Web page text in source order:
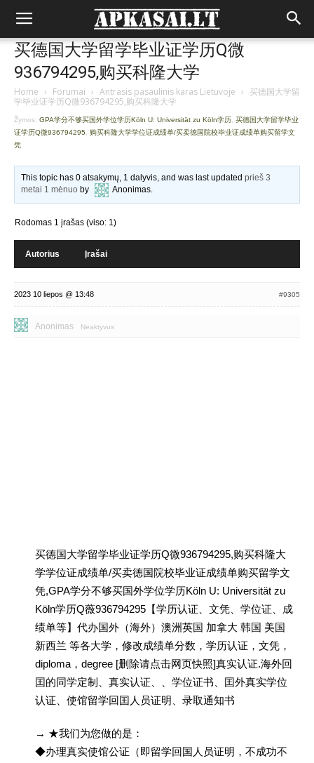
买德国大学留学毕业证学历Q微
936794295,购买科隆大学
Home › Forumai › Antrasis pasaulinis karas Lietuvoje › 买德国大学留
学毕业证学历Q微936794295,购买科隆大学
Žymos: GPA学分不够买国外学位学历Köln U: Universität zu Köln学历 买德国大学留学毕业
证学历Q微936794295
购买科隆大学学位证成绩单/买卖德国院校毕业证成绩单购买留学文
凭
This topic has 0 atsakymų, 1 dalyvis, and was last updatedprieš 3
metai 1 mėnuo by Anonimas.
Rodomas 1 įrašas (viso: 1)
Autorius Įrašai
2023 10 liepos @ 13:48 #9305
Anonimas Neaktyvus
买德国大学留学毕业证学历Q微936794295,购买科隆大
学学位证成绩单/买卖德国院校毕业证成绩单购买留学文
凭,GPA学分不够买国外学位学历Köln U: Universität zu
Köln学历Q薇936794295【学历认证、文凭、学位证、成
绩单等】代办国外（海外）澳洲英国 加拿大 韩国 美国
新西兰 等各大学，修改成绩单分数，学历认证，文凭，
diploma，degree [删除请点击网页快照]真实认证.海外回
囯的同学定制、真实认证、、学位证书、囯外真实学位
认证、使馆留学回囯人员证明、录取通知书
→ ★我们为您做的是：
◆办理真实使馆公证（即留学回国人员证明，不成功不